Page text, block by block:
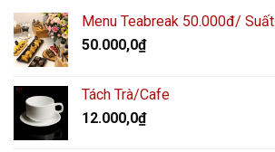
Menu Teabreak 50.000đ/ Suất
50.000,0₫
Tách Trà/Cafe
12.000,0₫